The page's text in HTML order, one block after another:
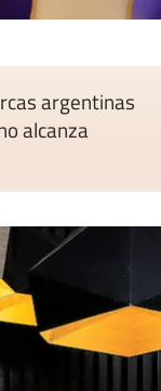
argentinas
alcanza